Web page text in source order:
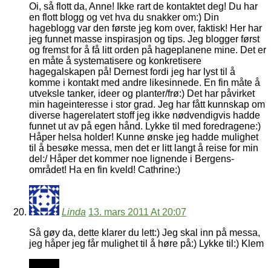
Oi, så flott da, Anne! Ikke rart de kontaktet deg! Du har
en flott blogg og vet hva du snakker om:) Din
hageblogg var den første jeg kom over, faktisk! Her har
jeg funnet masse inspirasjon og tips. Jeg blogger først
og fremst for å få litt orden på hageplanene mine. Det er
en måte å systematisere og konkretisere
hagegalskapen på! Dernest fordi jeg har lyst til å
komme i kontakt med andre likesinnede. En fin måte å
utveksle tanker, ideer og planter/frø:) Det har påvirket
min hageinteresse i stor grad. Jeg har fått kunnskap om
diverse hagerelatert stoff jeg ikke nødvendigvis hadde
funnet ut av på egen hånd. Lykke til med foredragene:)
Håper helsa holder! Kunne ønske jeg hadde mulighet
til å besøke messa, men det er litt langt å reise for min
del:/ Håper det kommer noe lignende i Bergens-
området! Ha en fin kveld! Cathrine:)
Linda 13. mars 2011 At 20:07
Så gøy da, dette klarer du lett:) Jeg skal inn på messa,
jeg håper jeg får mulighet til å høre på:) Lykke til:) Klem